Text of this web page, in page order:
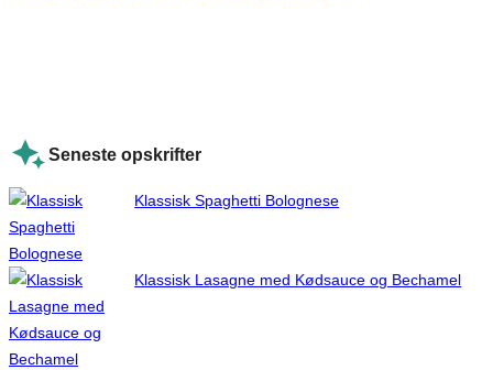
Seneste opskrifter
Klassisk Spaghetti Bolognese
Klassisk Lasagne med Kødsauce og Bechamel